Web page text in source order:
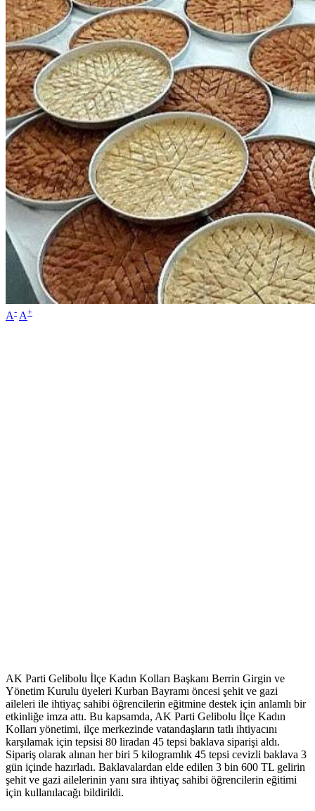
A- A+
AK Parti Gelibolu İlçe Kadın Kolları Başkanı Berrin Girgin ve
Yönetim Kurulu üyeleri Kurban Bayramı öncesi şehit ve gazi
aileleri ile ihtiyaç sahibi öğrencilerin eğitmine destek için anlamlı bir
etkinliğe imza attı. Bu kapsamda, AK Parti Gelibolu İlçe Kadın
Kolları yönetimi, ilçe merkezinde vatandaşların tatlı ihtiyacını
karşılamak için tepsisi 80 liradan 45 tepsi baklava siparişi aldı.
Sipariş olarak alınan her biri 5 kilogramlık 45 tepsi cevizli baklava 3
gün içinde hazırladı. Baklavalardan elde edilen 3 bin 600 TL gelirin
şehit ve gazi ailelerinin yanı sıra ihtiyaç sahibi öğrencilerin eğitimi
için kullanılacağı bildirildi.